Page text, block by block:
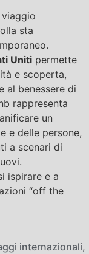
viaggio
sta
Uniti permette
e scoperta,
al benessere di
rappresenta
un
e delle persone,
a scenari di
ispirare e a
“off the
internazionali,